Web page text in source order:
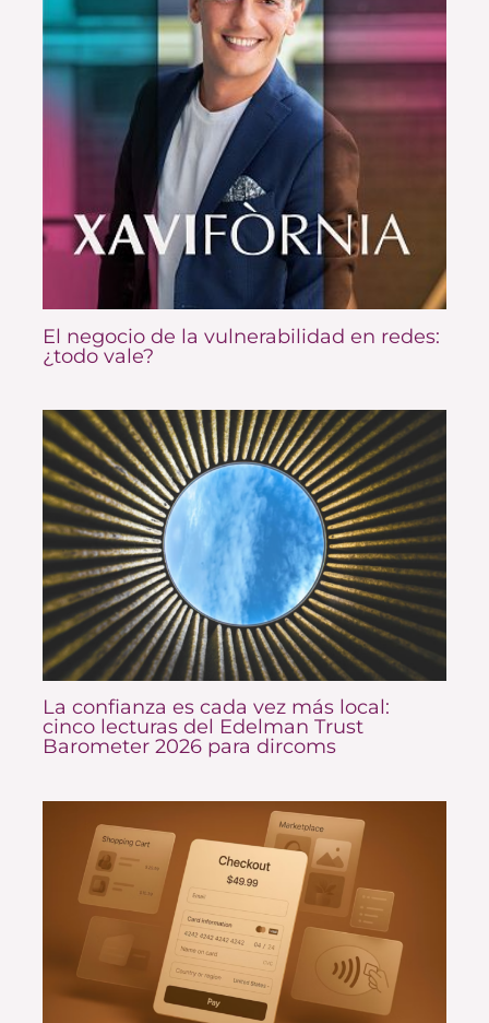
El negocio de la vulnerabilidad en redes:
¿todo vale?
La confianza es cada vez más local:
cinco lecturas del Edelman Trust
Barometer 2026 para dircoms